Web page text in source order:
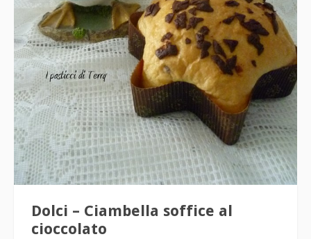
Dolci – Ciambella soffice al
cioccolato